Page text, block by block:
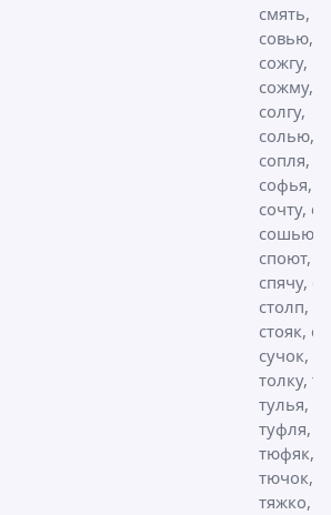
смять,
совью,
сожгу,
сожму,
солгу,
солью,
сопля,
софья,
сочту,
сошью,
споют,
спячу,
столп,
стояк,
сучок,
толку,
тулья,
туфля,
тюфяк,
тючок,
тяжко,